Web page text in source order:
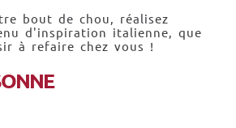
bout de chou, réalisez
d'inspiration italienne, que
à refaire chez vous !